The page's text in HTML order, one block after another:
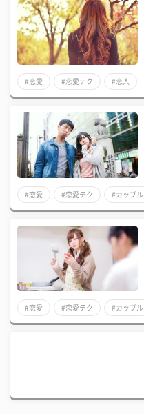
#恋愛 #恋愛テク #恋人
#恋愛 #恋愛テク #カップル
#恋愛 #恋愛テク #カップル